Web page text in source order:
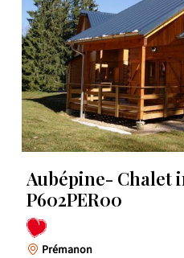
Aubépine- Chalet
P602PER00
Prémanon